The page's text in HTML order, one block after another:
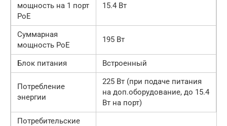
мощность на 1 порт
PoE
15.4 Вт
Суммарная
мощность PoE
195 Вт
Блок питания Встроенный
Потребление
энергии
225 Вт (при подаче питания
на доп.оборудование, до 15.4
Вт на порт)
Потребительские